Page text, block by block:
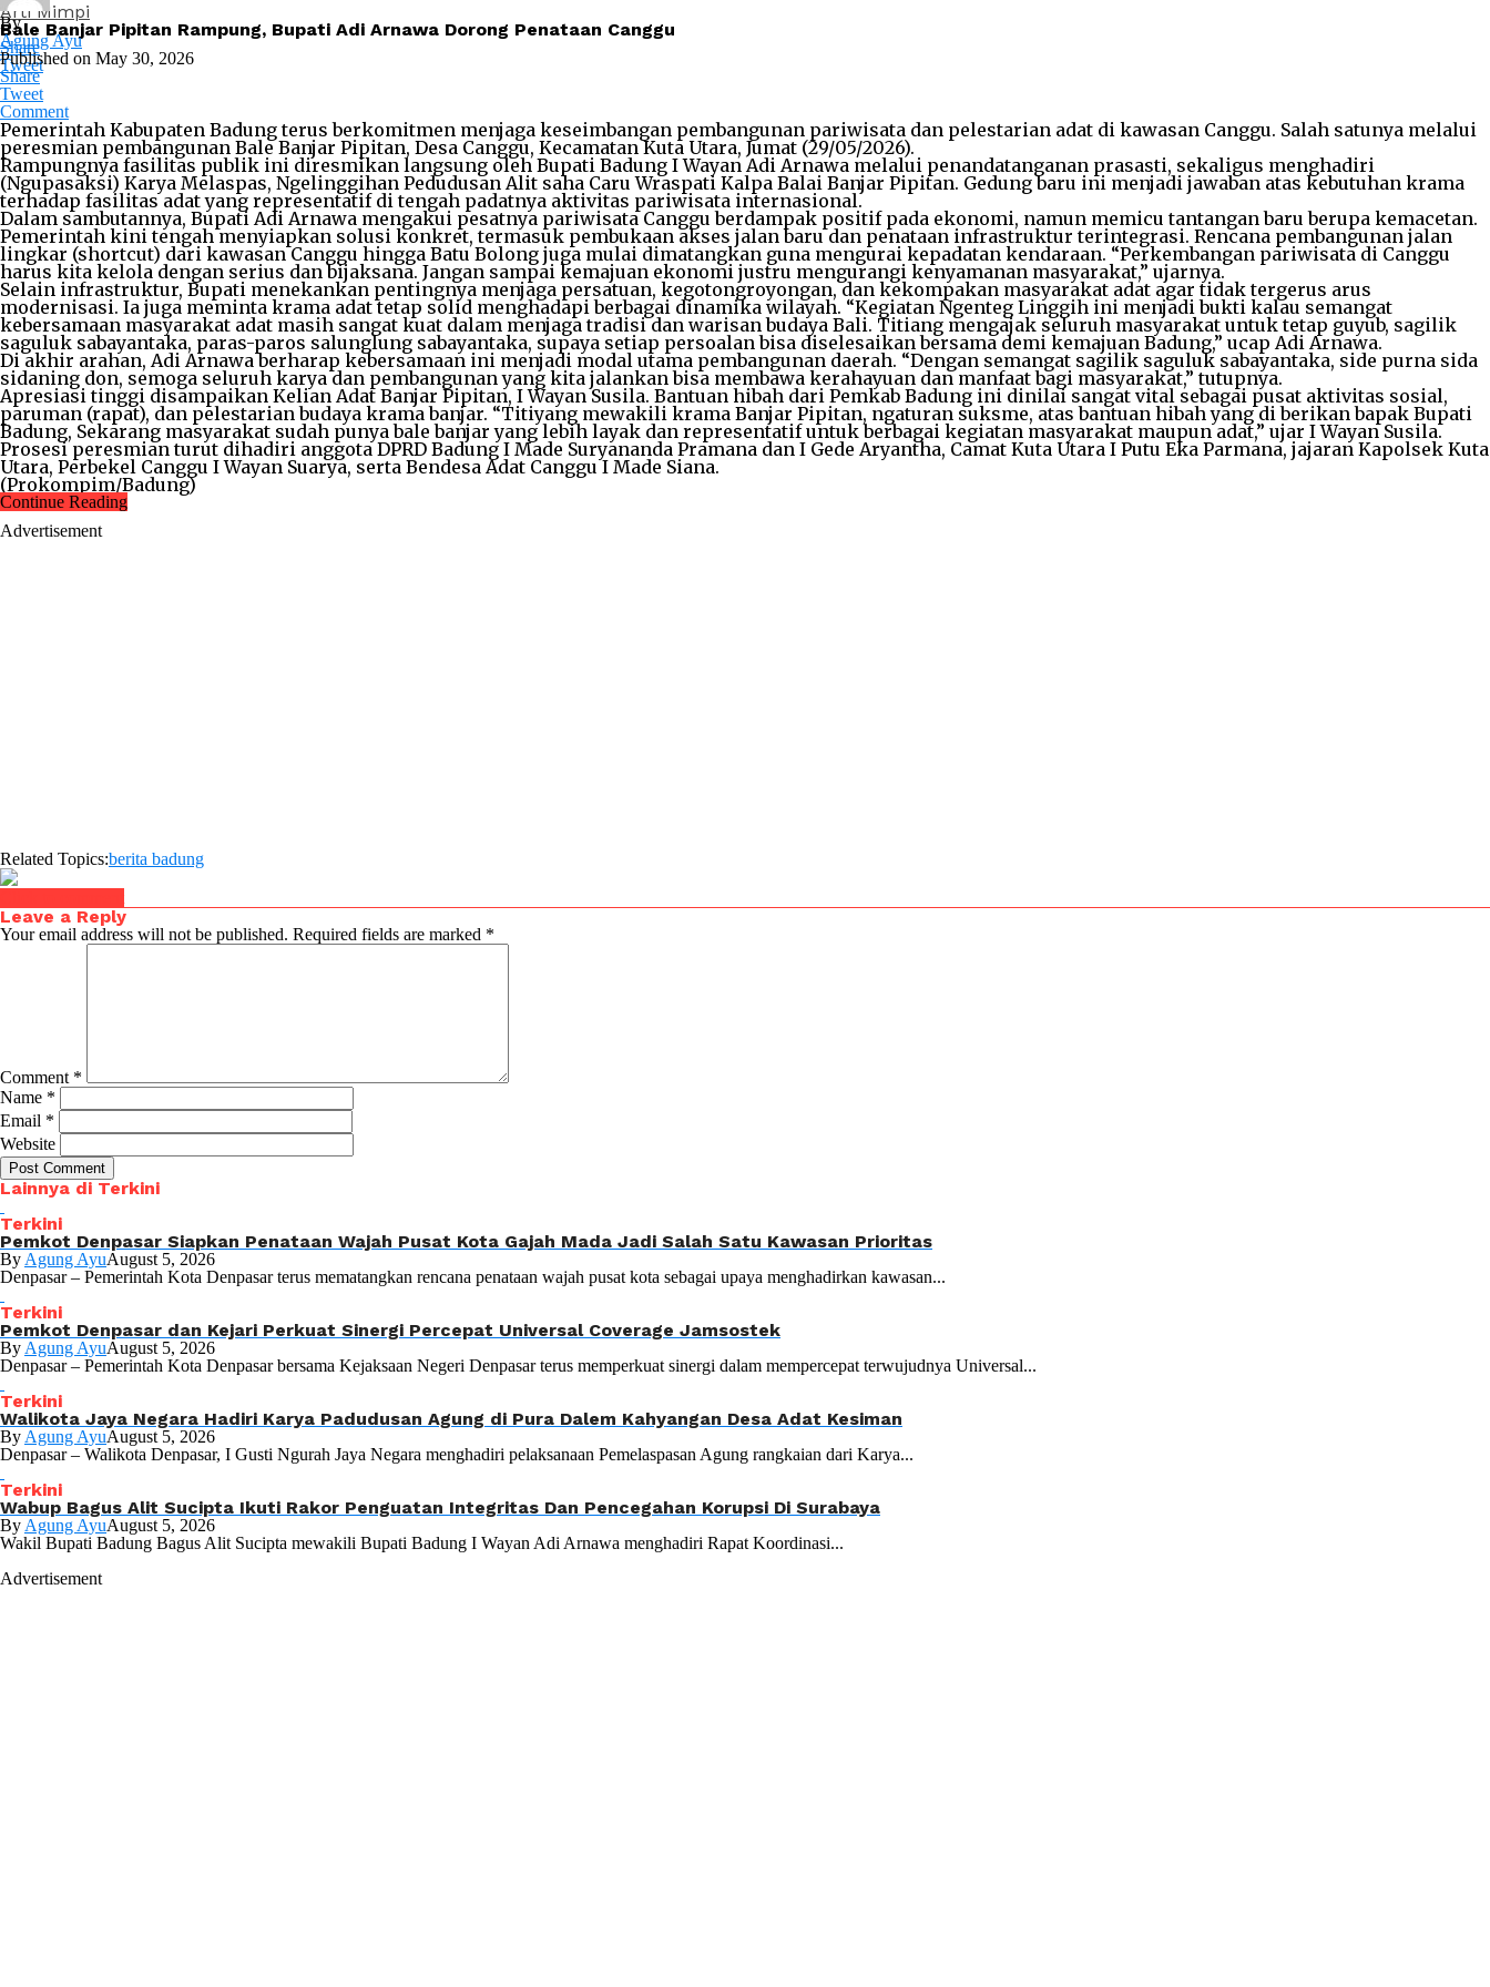
Arti Mimpi
Bale Banjar Pipitan Rampung, Bupati Adi Arnawa Dorong Penataan Canggu
Share
Tweet
By
Agung Ayu
Published on May 30, 2026
Share
Tweet
Comment
Pemerintah Kabupaten Badung terus berkomitmen menjaga keseimbangan pembangunan pariwisata dan pelestarian adat di kawasan Canggu. Salah satunya melalui
peresmian pembangunan Bale Banjar Pipitan, Desa Canggu, Kecamatan Kuta Utara, Jumat (29/05/2026).
Rampungnya fasilitas publik ini diresmikan langsung oleh Bupati Badung I Wayan Adi Arnawa melalui penandatanganan prasasti, sekaligus menghadiri
(Ngupasaksi) Karya Melaspas, Ngelinggihan Pedudusan Alit saha Caru Wraspati Kalpa Balai Banjar Pipitan. Gedung baru ini menjadi jawaban atas kebutuhan krama
terhadap fasilitas adat yang representatif di tengah padatnya aktivitas pariwisata internasional.
Dalam sambutannya, Bupati Adi Arnawa mengakui pesatnya pariwisata Canggu berdampak positif pada ekonomi, namun memicu tantangan baru berupa kemacetan.
Pemerintah kini tengah menyiapkan solusi konkret, termasuk pembukaan akses jalan baru dan penataan infrastruktur terintegrasi. Rencana pembangunan jalan
lingkar (shortcut) dari kawasan Canggu hingga Batu Bolong juga mulai dimatangkan guna mengurai kepadatan kendaraan. “Perkembangan pariwisata di Canggu
harus kita kelola dengan serius dan bijaksana. Jangan sampai kemajuan ekonomi justru mengurangi kenyamanan masyarakat,” ujarnya.
Selain infrastruktur, Bupati menekankan pentingnya menjaga persatuan, kegotongroyongan, dan kekompakan masyarakat adat agar tidak tergerus arus
modernisasi. Ia juga meminta krama adat tetap solid menghadapi berbagai dinamika wilayah. “Kegiatan Ngenteg Linggih ini menjadi bukti kalau semangat
kebersamaan masyarakat adat masih sangat kuat dalam menjaga tradisi dan warisan budaya Bali. Titiang mengajak seluruh masyarakat untuk tetap guyub, sagilik
saguluk sabayantaka, paras-paros salunglung sabayantaka, supaya setiap persoalan bisa diselesaikan bersama demi kemajuan Badung,” ucap Adi Arnawa.
Di akhir arahan, Adi Arnawa berharap kebersamaan ini menjadi modal utama pembangunan daerah. “Dengan semangat sagilik saguluk sabayantaka, side purna sida
sidaning don, semoga seluruh karya dan pembangunan yang kita jalankan bisa membawa kerahayuan dan manfaat bagi masyarakat,” tutupnya.
Apresiasi tinggi disampaikan Kelian Adat Banjar Pipitan, I Wayan Susila. Bantuan hibah dari Pemkab Badung ini dinilai sangat vital sebagai pusat aktivitas sosial,
paruman (rapat), dan pelestarian budaya krama banjar. “Titiyang mewakili krama Banjar Pipitan, ngaturan suksme, atas bantuan hibah yang di berikan bapak Bupati
Badung, Sekarang masyarakat sudah punya bale banjar yang lebih layak dan representatif untuk berbagai kegiatan masyarakat maupun adat,” ujar I Wayan Susila.
Prosesi peresmian turut dihadiri anggota DPRD Badung I Made Suryananda Pramana dan I Gede Aryantha, Camat Kuta Utara I Putu Eka Parmana, jajaran Kapolsek Kuta
Utara, Perbekel Canggu I Wayan Suarya, serta Bendesa Adat Canggu I Made Siana.
(Prokompim/Badung)
Continue Reading
Advertisement
Related Topics:berita badung
Leave a Reply
Your email address will not be published. Required fields are marked *
Comment *
Name *
Email *
Website
Lainnya di Terkini
Terkini
Pemkot Denpasar Siapkan Penataan Wajah Pusat Kota Gajah Mada Jadi Salah Satu Kawasan Prioritas
By Agung AyuAugust 5, 2026
Denpasar – Pemerintah Kota Denpasar terus mematangkan rencana penataan wajah pusat kota sebagai upaya menghadirkan kawasan...
Terkini
Pemkot Denpasar dan Kejari Perkuat Sinergi Percepat Universal Coverage Jamsostek
By Agung AyuAugust 5, 2026
Denpasar – Pemerintah Kota Denpasar bersama Kejaksaan Negeri Denpasar terus memperkuat sinergi dalam mempercepat terwujudnya Universal...
Terkini
Walikota Jaya Negara Hadiri Karya Padudusan Agung di Pura Dalem Kahyangan Desa Adat Kesiman
By Agung AyuAugust 5, 2026
Denpasar – Walikota Denpasar, I Gusti Ngurah Jaya Negara menghadiri pelaksanaan Pemelaspasan Agung rangkaian dari Karya...
Terkini
Wabup Bagus Alit Sucipta Ikuti Rakor Penguatan Integritas Dan Pencegahan Korupsi Di Surabaya
By Agung AyuAugust 5, 2026
Wakil Bupati Badung Bagus Alit Sucipta mewakili Bupati Badung I Wayan Adi Arnawa menghadiri Rapat Koordinasi...
Advertisement